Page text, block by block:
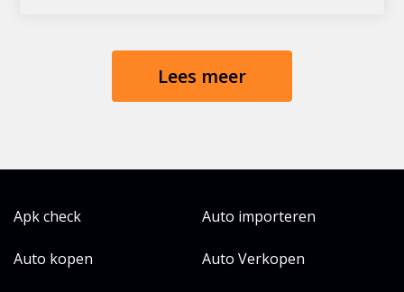
Lees meer
Apk check Auto importeren
Auto kopen Auto Verkopen